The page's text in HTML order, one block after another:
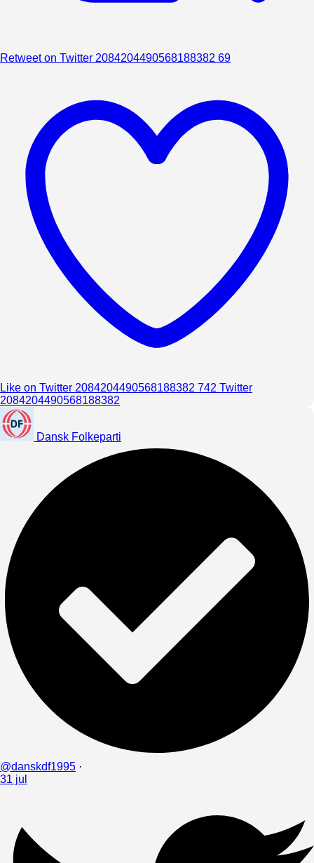
Retweet on Twitter 2084204490568188382 69
Like on Twitter 2084204490568188382 742 Twitter
2084204490568188382
Dansk Folkeparti
@danskdf1995 ·
31 jul